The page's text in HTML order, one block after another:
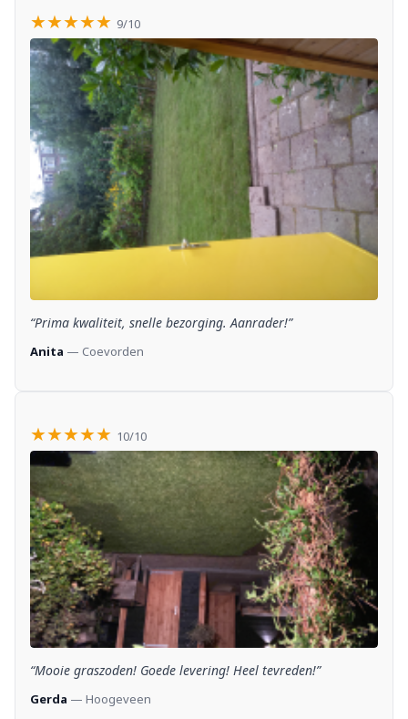
★★★★★ 9/10
“Prima kwaliteit, snelle bezorging. Aanrader!”
Anita — Coevorden
★★★★★ 10/10
“Mooie graszoden! Goede levering! Heel tevreden!”
Gerda — Hoogeveen